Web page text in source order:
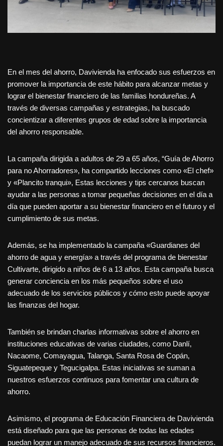
En el mes del ahorro, Davivienda ha enfocado sus esfuerzos en
promover la importancia de este hábito para alcanzar metas y
lograr el bienestar financiero de las familias hondureñas. A
través de diversas campañas y estrategias, ha buscado
concientizar a diferentes grupos de edad sobre la importancia
del ahorro responsable.
La campaña dirigida a adultos de 29 a 65 años, “Guía de Ahorro
para no Ahorradores», ha compartido lecciones como «El chef»
y «Plancito tranqui», Estas lecciones y tips cercanos buscan
ayudar a las personas a tomar pequeñas decisiones en el día a
día que pueden aportar a su bienestar financiero en el futuro y el
cumplimiento de sus metas.
Además, se ha implementado la campaña «Guardianes del
ahorro de agua y energía» a través del programa de bienestar
Cultivarte, dirigido a niños de 6 a 13 años. Esta campaña busca
generar conciencia en los más pequeños sobre el uso
adecuado de los servicios públicos y cómo esto puede apoyar
las finanzas del hogar.
También se brindan charlas informativas sobre el ahorro en
instituciones educativas de varias ciudades, como Danlí,
Nacaome, Comayagua, Talanga, Santa Rosa de Copán,
Siguatepeque y Tegucigalpa. Estas iniciativas se suman a
nuestros esfuerzos continuos para fomentar una cultura de
ahorro.
Asimismo, el programa de Educación Financiera de Davivienda
está diseñado para que las personas de todas las edades
puedan lograr un manejo adecuado de sus recursos financieros.